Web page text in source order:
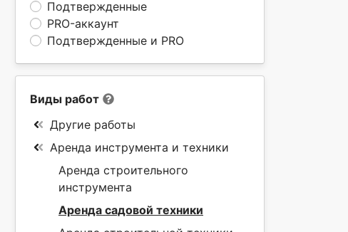
Подтвержденные
PRO-аккаунт
Подтвержденные и PRO
Виды работ
Другие работы
Аренда инструмента и техники
Аренда строительного
инструмента
Аренда садовой техники